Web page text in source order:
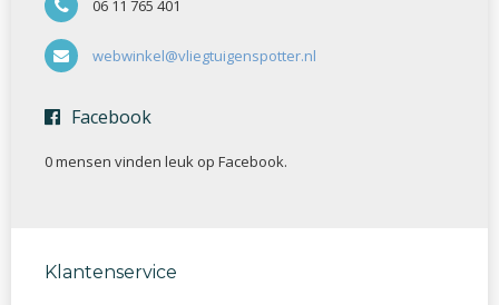
06 11 765 401
webwinkel@vliegtuigenspotter.nl
Facebook
0 mensen vinden leuk op Facebook.
Klantenservice